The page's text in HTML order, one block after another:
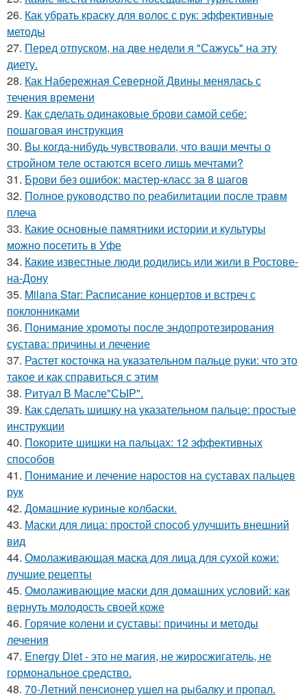
26. Как убрать краску для волос с рук: эффективные
методы
27. Перед отпуском, на две недели я "Сажусь" на эту
диету.
28. Как Набережная Северной Двины менялась с
течения времени
29. Как сделать одинаковые брови самой себе:
пошаговая инструкция
30. Вы когда-нибудь чувствовали, что ваши мечты о
стройном теле остаются всего лишь мечтами?
31. Брови без ошибок: мастер-класс за 8 шагов
32. Полное руководство по реабилитации после травм
плеча
33. Какие основные памятники истории и культуры
можно посетить в Уфе
34. Какие известные люди родились или жили в Ростове-
на-Дону
35. Milana Star: Расписание концертов и встреч с
поклонниками
36. Понимание хромоты после эндопротезирования
сустава: причины и лечение
37. Растет косточка на указательном пальце руки: что это
такое и как справиться с этим
38. Ритуал В Масле"СЫР".
39. Как сделать шишку на указательном пальце: простые
инструкции
40. Покорите шишки на пальцах: 12 эффективных
способов
41. Понимание и лечение наростов на суставах пальцев
рук
42. Домашние куриные колбаски.
43. Маски для лица: простой способ улучшить внешний
вид
44. Омолаживающая маска для лица для сухой кожи:
лучшие рецепты
45. Омолаживающие маски для домашних условий: как
вернуть молодость своей коже
46. Горячие колени и суставы: причины и методы
лечения
47. Energy Diet - это не магия, не жиросжигатель, не
гормональное средство.
48. 70-Летний пенсионер ушел на рыбалку и пропал.